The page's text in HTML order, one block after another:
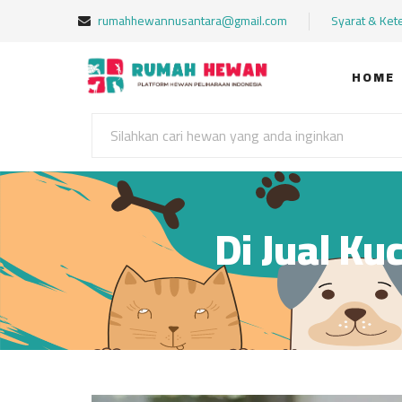
rumahhewannusantara@gmail.com Syarat &
HOME
Di Jual